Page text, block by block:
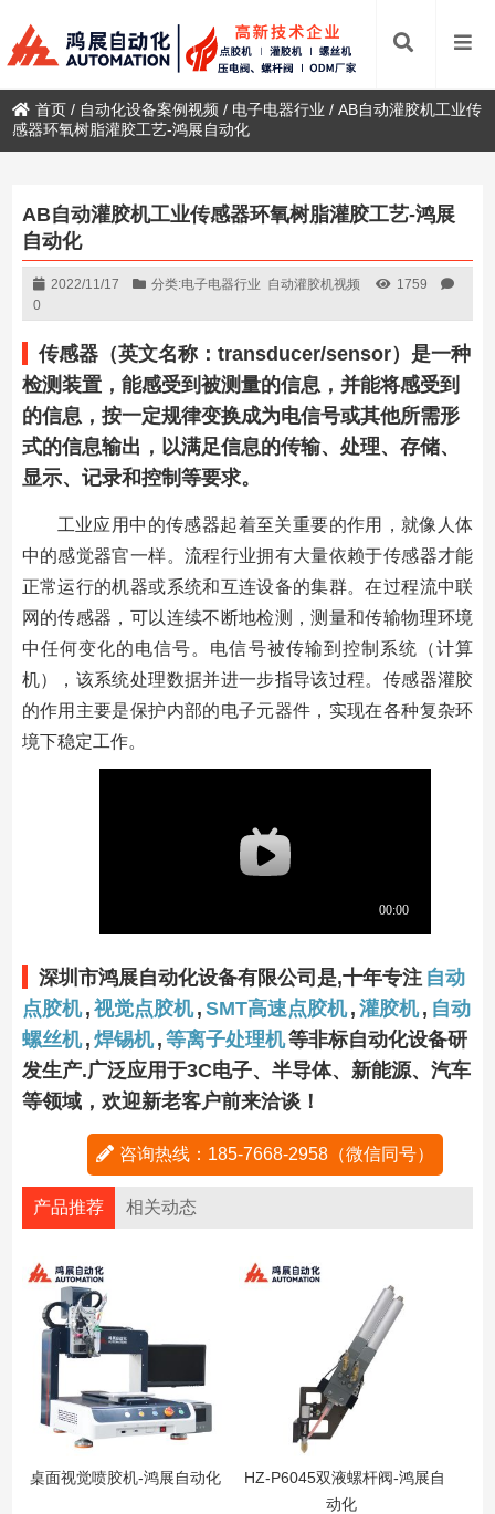
首页 / 自动化设备案例视频 / 电子电器行业 /AB自动灌胶机工业传
感器环氧树脂灌胶工艺-鸿展自动化
AB自动灌胶机工业传感器环氧树脂灌胶工艺-鸿展
自动化
2022/11/17 分类:电子电器行业 自动灌胶机视频
1759
0
传感器（英文名称：transducer/sensor）是一种
检测装置，能感受到被测量的信息，并能将感受到
的信息，按一定规律变换成为电信号或其他所需形
式的信息输出，以满足信息的传输、处理、存储、
显示、记录和控制等要求。
工业应用中的传感器起着至关重要的作用，就像人体
中的感觉器官一样。 流程行业拥有大量依赖于传感器才能
正常运行的机器或系统和互连设备的集群。在过程流中联
网的传感器，可以连续不断地检测，测量和传输物理环境
中任何变化的电信号。电信号被传输到控制系统（计算
机），该系统处理数据并进一步指导该过程。传感器灌胶
的作用主要是保护内部的电子元器件，实现在各种复杂环
境下稳定工作。
深圳市鸿展自动化设备有限公司是,十年专注 自动
点胶机 , 视觉点胶机 , SMT高速点胶机 , 灌胶机 , 自动
螺丝机 , 焊锡机 , 等离子处理机等非标自动化设备研
发生产.广泛应用于3C电子、半导体、新能源、汽车
等领域，欢迎新老客户前来洽谈！
咨询热线：185-7668-2958（微信同号）
产品推荐 相关动态
桌面视觉喷胶机-鸿展自动化
HZ-P6045双液螺杆阀-鸿展自
动化